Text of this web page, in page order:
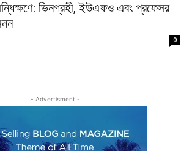
ভিনগ্রহী, ইউএফও এবং প্রফেসর
0
- Advertisment -